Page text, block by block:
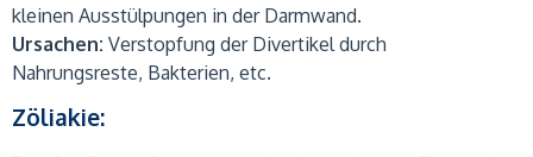
kleinen Ausstülpungen in der Darmwand.
Ursachen: Verstopfung der Divertikel durch
Nahrungsreste, Bakterien, etc.
Zöliakie: